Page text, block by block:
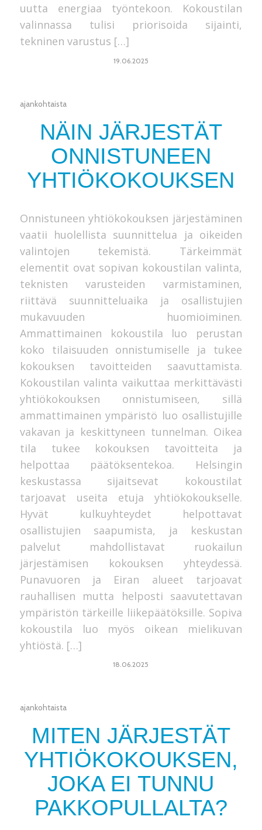
uutta energiaa työntekoon. Kokoustilan
valinnassa tulisi priorisoida sijainti,
tekninen varustus […]
19.06.2025
ajankohtaista
NÄIN JÄRJESTÄT
ONNISTUNEEN
YHTIÖKOKOUKSEN
Onnistuneen yhtiökokouksen järjestäminen
vaatii huolellista suunnittelua ja oikeiden
valintojen tekemistä. Tärkeimmät
elementit ovat sopivan kokoustilan valinta,
teknisten varusteiden varmistaminen,
riittävä suunnitteluaika ja osallistujien
mukavuuden huomioiminen.
Ammattimainen kokoustila luo perustan
koko tilaisuuden onnistumiselle ja tukee
kokouksen tavoitteiden saavuttamista.
Kokoustilan valinta vaikuttaa merkittävästi
yhtiökokouksen onnistumiseen, sillä
ammattimainen ympäristö luo osallistujille
vakavan ja keskittyneen tunnelman. Oikea
tila tukee kokouksen tavoitteita ja
helpottaa päätöksentekoa. Helsingin
keskustassa sijaitsevat kokoustilat
tarjoavat useita etuja yhtiökokoukselle.
Hyvät kulkuyhteydet helpottavat
osallistujien saapumista, ja keskustan
palvelut mahdollistavat ruokailun
järjestämisen kokouksen yhteydessä.
Punavuoren ja Eiran alueet tarjoavat
rauhallisen mutta helposti saavutettavan
ympäristön tärkeille liikepäätöksille. Sopiva
kokoustila luo myös oikean mielikuvan
yhtiöstä. […]
18.06.2025
ajankohtaista
MITEN JÄRJESTÄT
YHTIÖKOKOUKSEN,
JOKA EI TUNNU
PAKKOPULLALTA?